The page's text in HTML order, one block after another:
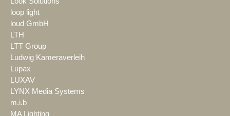
loop light
loud GmbH
LTH
LTT Group
Ludwig Kameraverleih
Lupax
LUXAV
LYNX Media Systems
m.i.b
MA Lighting